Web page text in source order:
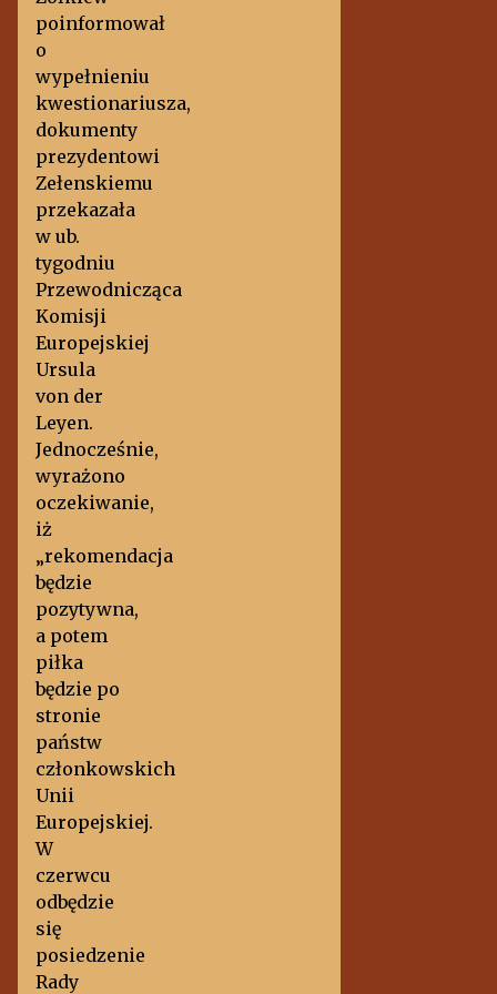
poinformował
o
wypełnieniu
kwestionariusza,
dokumenty
prezydentowi
Zełenskiemu
przekazała
w ub.
tygodniu
Przewodnicząca
Komisji
Europejskiej
Ursula
von der
Leyen.
Jednocześnie,
wyrażono
oczekiwanie,
iż
„rekomendacja
będzie
pozytywna,
a potem
piłka
będzie po
stronie
państw
członkowskich
Unii
Europejskiej.
W
czerwcu
odbędzie
się
posiedzenie
Rady